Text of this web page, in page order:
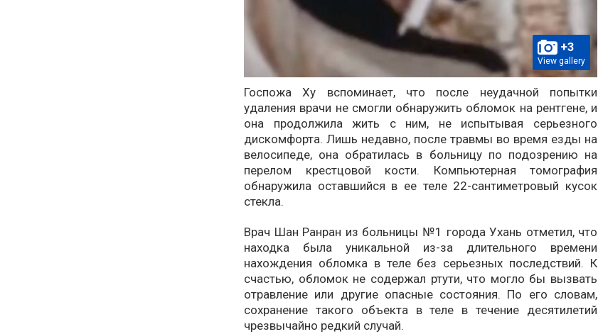
+3
View gallery
Госпожа Ху вспоминает, что после неудачной попытки
удаления врачи не смогли обнаружить обломок на рентгене, и
она продолжила жить с ним, не испытывая серьезного
дискомфорта. Лишь недавно, после травмы во время езды на
велосипеде, она обратилась в больницу по подозрению на
перелом крестцовой кости. Компьютерная томография
обнаружила оставшийся в ее теле 22-сантиметровый кусок
стекла.
Врач Шан Ранран из больницы №1 города Ухань отметил, что
находка была уникальной из-за длительного времени
нахождения обломка в теле без серьезных последствий. К
счастью, обломок не содержал ртути, что могло бы вызвать
отравление или другие опасные состояния. По его словам,
сохранение такого объекта в теле в течение десятилетий
чрезвычайно редкий случай.